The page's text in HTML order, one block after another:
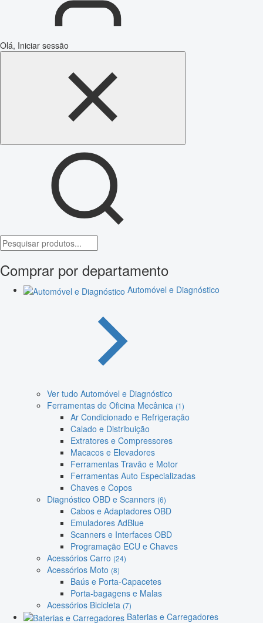
Olá, Iniciar sessão
Comprar por departamento
Automóvel e Diagnóstico
Ver tudo Automóvel e Diagnóstico
Ferramentas de Oficina Mecânica (1)
Ar Condicionado e Refrigeração
Calado e Distribuição
Extratores e Compressores
Macacos e Elevadores
Ferramentas Travão e Motor
Ferramentas Auto Especializadas
Chaves e Copos
Diagnóstico OBD e Scanners (6)
Cabos e Adaptadores OBD
Emuladores AdBlue
Scanners e Interfaces OBD
Programação ECU e Chaves
Acessórios Carro (24)
Acessórios Moto (8)
Baús e Porta-Capacetes
Porta-bagagens e Malas
Acessórios Bicicleta (7)
Baterias e Carregadores